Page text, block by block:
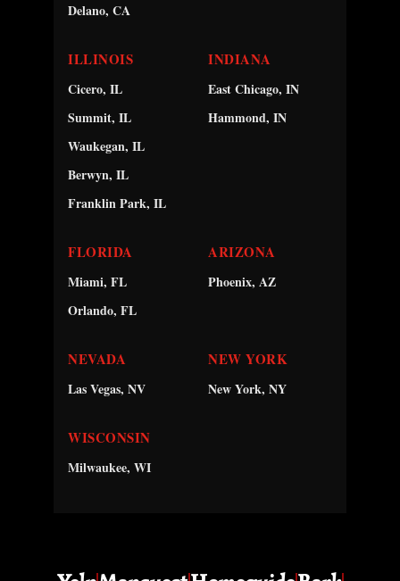
Delano, CA
ILLINOIS
Cicero, IL
Summit, IL
Waukegan, IL
Berwyn, IL
Franklin Park, IL
INDIANA
East Chicago, IN
Hammond, IN
FLORIDA
Miami, FL
Orlando, FL
ARIZONA
Phoenix, AZ
NEVADA
Las Vegas, NV
NEW YORK
New York, NY
WISCONSIN
Milwaukee, WI